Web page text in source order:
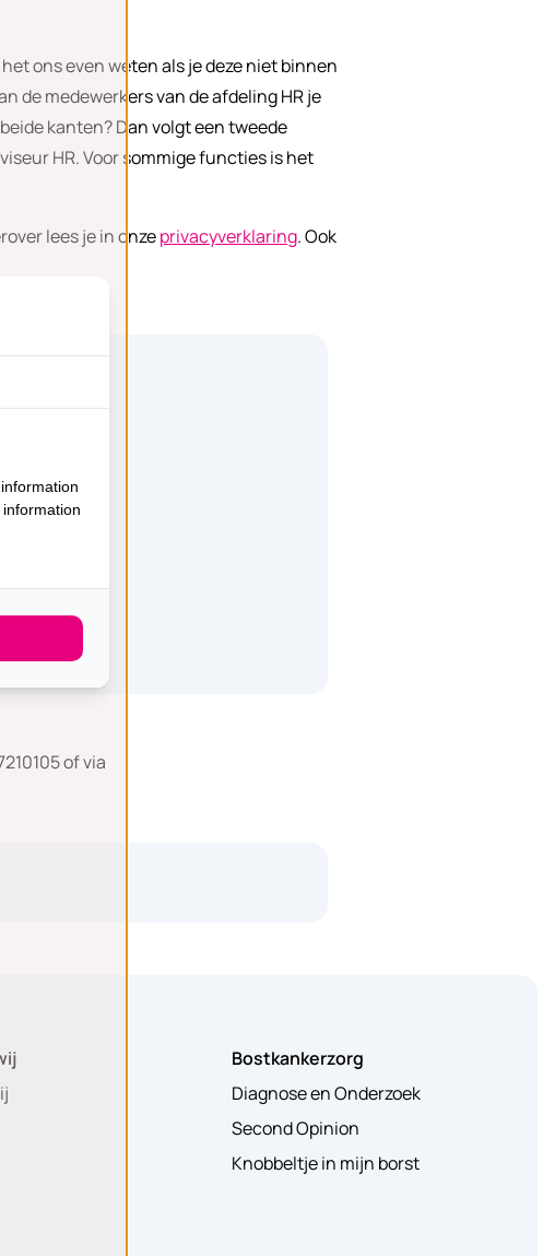
ons even weten als je deze niet binnen
de medewerkers van de afdeling HR je
kanten? Dan volgt een tweede
HR. Voor sommige functies is het
lees je in onzeprivacyverklaring. Ook
of via
Bostkankerzorg
Diagnose en Onderzoek
Second Opinion
Knobbeltje in mijn borst